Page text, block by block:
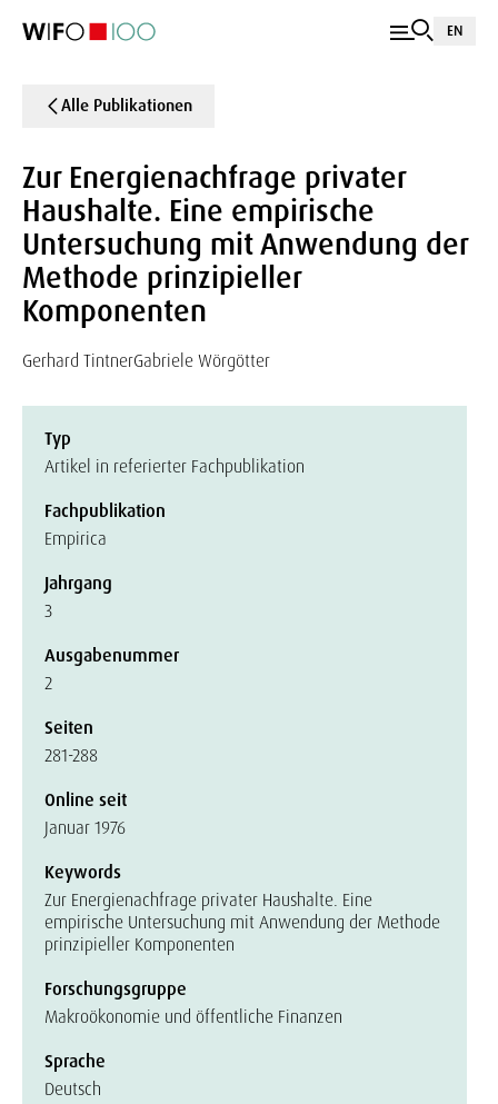
EN
Alle Publikationen
Zur Energienachfrage privater
Haushalte. Eine empirische
Untersuchung mit Anwendung der
Methode prinzipieller
Komponenten
Gerhard TintnerGabriele Wörgötter
Typ
Artikel in referierter Fachpublikation
Fachpublikation
Empirica
Jahrgang
3
Ausgabenummer
2
Seiten
281-288
Online seit
Januar 1976
Keywords
Zur Energienachfrage privater Haushalte. Eine
empirische Untersuchung mit Anwendung der Methode
prinzipieller Komponenten
Forschungsgruppe
Makroökonomie und öffentliche Finanzen
Sprache
Deutsch